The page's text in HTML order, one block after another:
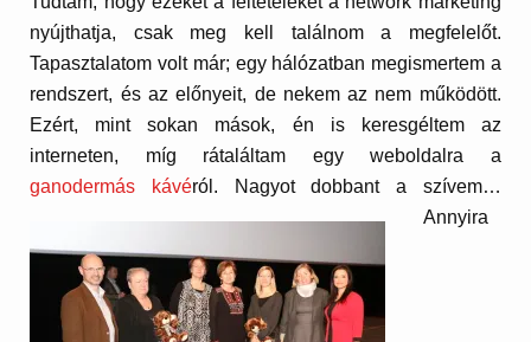
nyújthatja, csak meg kell találnom a megfelelőt.
Tapasztalatom volt már; egy hálózatban megismertem a
rendszert, és az előnyeit, de nekem az nem működött.
Ezért, mint sokan mások, én is keresgéltem az
interneten, míg rátaláltam egy weboldalra a
ganodermás kávéról. Nagyotdobbant a szívem…
Annyira